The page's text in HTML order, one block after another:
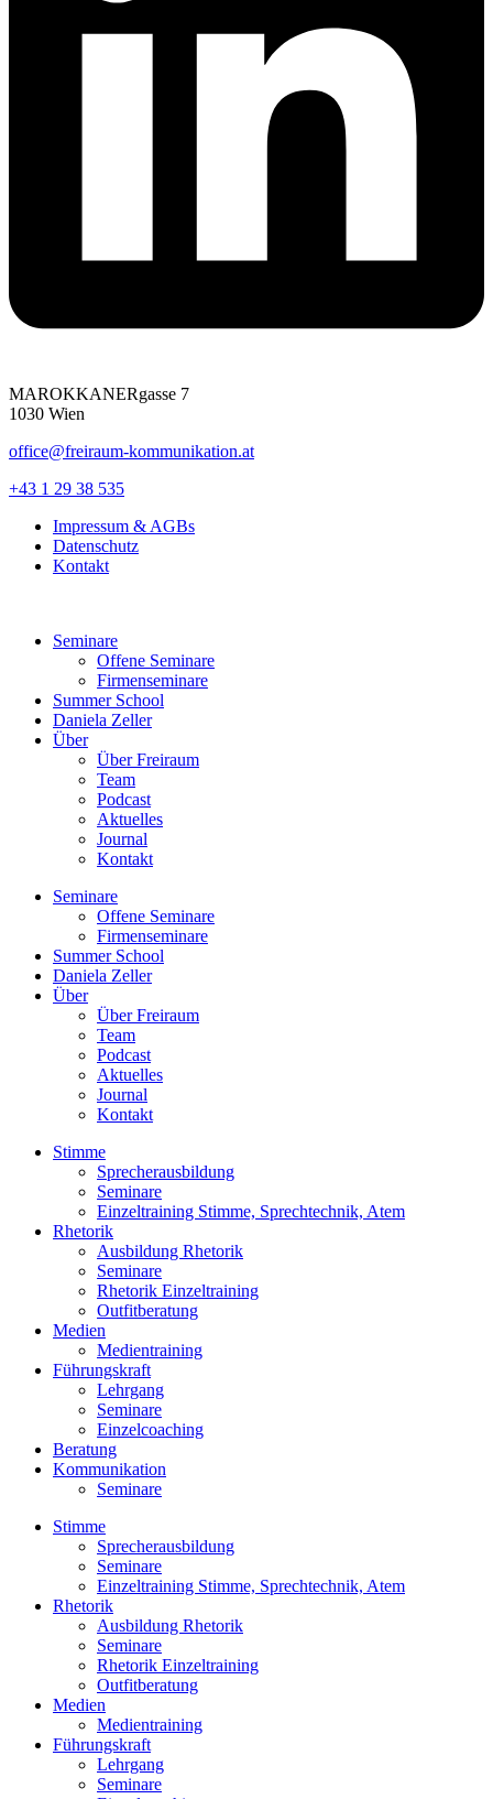
MAROKKANERgasse 7
1030 Wien
office@freiraum-kommunikation.at
+43 1 29 38 535
Impressum & AGBs
Datenschutz
Kontakt
Seminare
Offene Seminare
Firmenseminare
Summer School
Daniela Zeller
Über
Über Freiraum
Team
Podcast
Aktuelles
Journal
Kontakt
Seminare
Offene Seminare
Firmenseminare
Summer School
Daniela Zeller
Über
Über Freiraum
Team
Podcast
Aktuelles
Journal
Kontakt
Stimme
Sprecherausbildung
Seminare
Einzeltraining Stimme, Sprechtechnik, Atem
Rhetorik
Ausbildung Rhetorik
Seminare
Rhetorik Einzeltraining
Outfitberatung
Medien
Medientraining
Führungskraft
Lehrgang
Seminare
Einzelcoaching
Beratung
Kommunikation
Seminare
Stimme
Sprecherausbildung
Seminare
Einzeltraining Stimme, Sprechtechnik, Atem
Rhetorik
Ausbildung Rhetorik
Seminare
Rhetorik Einzeltraining
Outfitberatung
Medien
Medientraining
Führungskraft
Lehrgang
Seminare